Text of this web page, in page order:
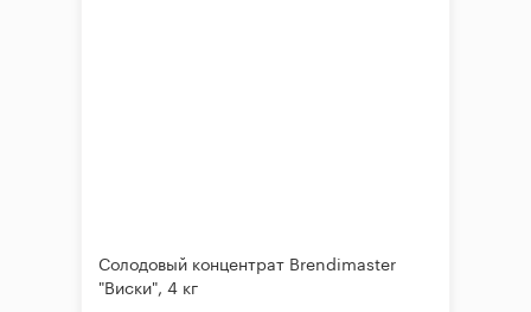
Солодовый концентрат Brendimaster
"Виски", 4 кг